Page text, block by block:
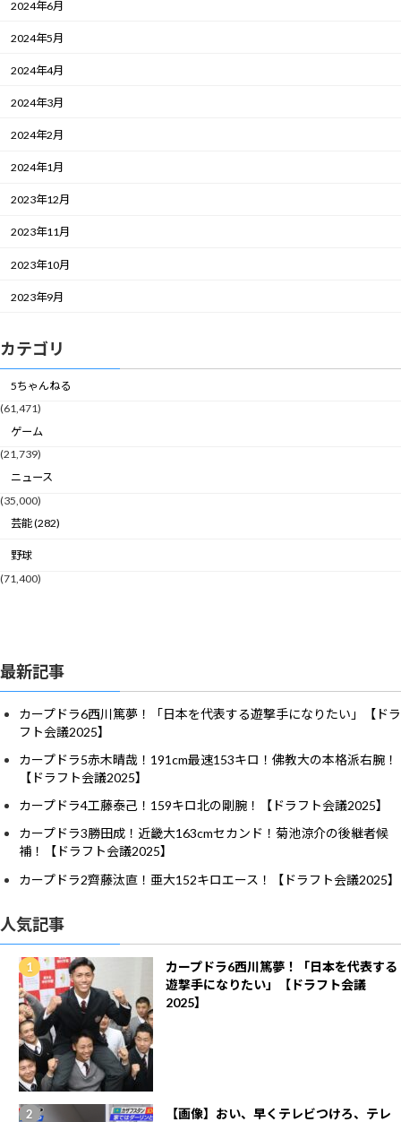
2024年6月
2024年5月
2024年4月
2024年3月
2024年2月
2024年1月
2023年12月
2023年11月
2023年10月
2023年9月
カテゴリ
5ちゃんねる
(61,471)
ゲーム
(21,739)
ニュース
(35,000)
芸能 (282)
野球
(71,400)
最新記事
カープドラ6西川篤夢！「日本を代表する遊撃手になりたい」【ドラ
フト会議2025】
カープドラ5赤木晴哉！191cm最速153キロ！佛教大の本格派右腕！
【ドラフト会議2025】
カープドラ4工藤泰己！159キロ北の剛腕！【ドラフト会議2025】
カープドラ3勝田成！近畿大163cmセカンド！菊池涼介の後継者候
補！【ドラフト会議2025】
カープドラ2齊藤汰直！亜大152キロエース！【ドラフト会議2025】
人気記事
カープドラ6西川篤夢！「日本を代表する
遊撃手になりたい」【ドラフト会議
2025】
【画像】おい、早くテレビつけろ、テレ